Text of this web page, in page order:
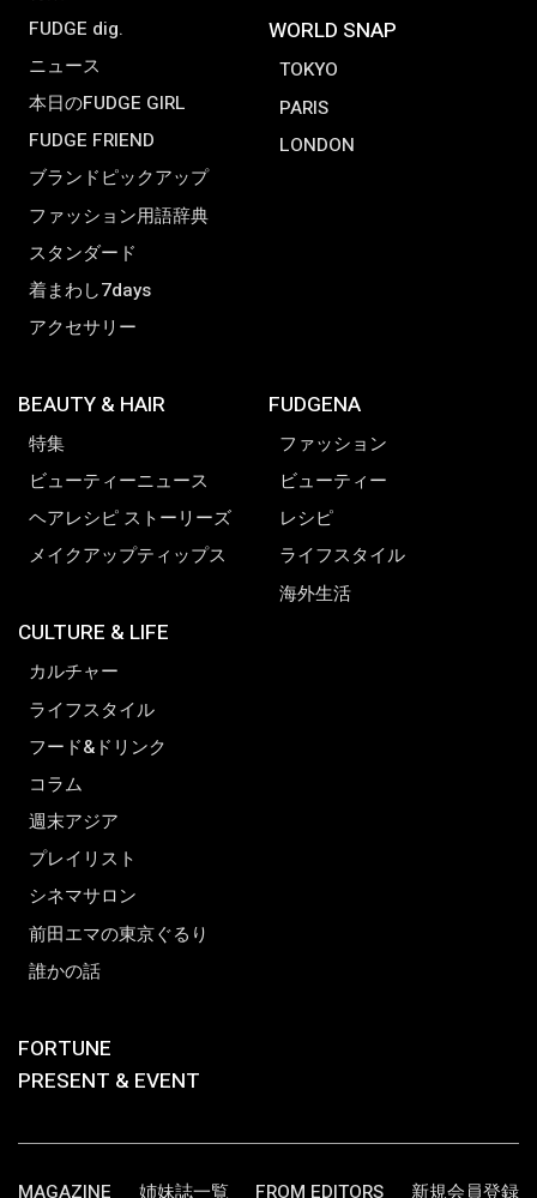
FUDGE dig.
ニュース
本日のFUDGE GIRL
FUDGE FRIEND
ブランドピックアップ
ファッション用語辞典
スタンダード
着まわし7days
アクセサリー
WORLD SNAP
TOKYO
PARIS
LONDON
BEAUTY & HAIR
特集
ビューティーニュース
ヘアレシピ ストーリーズ
メイクアップティップス
CULTURE & LIFE
カルチャー
ライフスタイル
フード&ドリンク
コラム
週末アジア
プレイリスト
シネマサロン
前田エマの東京ぐるり
誰かの話
FUDGENA
ファッション
ビューティー
レシピ
ライフスタイル
海外生活
FORTUNE
PRESENT & EVENT
MAGAZINE 姉妹誌一覧 FROM EDITORS 新規会員登録